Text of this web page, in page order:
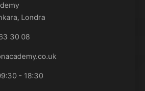
Londra
30 08
- 18:30